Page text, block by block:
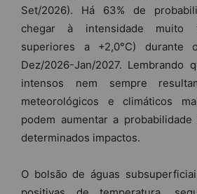
Set/2026). Há 63% de
chegar à intensidade muito
superiores a +2,0°C) durante
Dez/2026-Jan/2027. Lembrando
intensos nem sempre
meteorológicos e climáticos
podem aumentar a
determinados impactos.
O bolsão de águas